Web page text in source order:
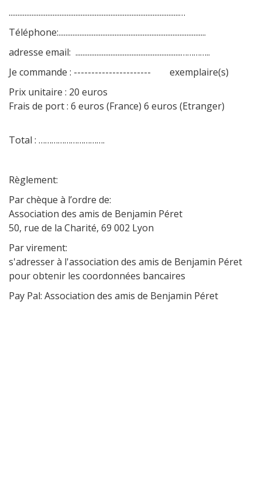
.................................................................................................…
Téléphone:....................................................................................
adresse email: ............................................................…………..
Je commande : ---------------------- exemplaire(s)
Prix unitaire : 20 euros
Frais de port : 6 euros (France) 6 euros (Etranger)
Total : ………………………….
Règlement:
Par chèque à l’ordre de:
Association des amis de Benjamin Péret
50, rue de la Charité, 69 002 Lyon
Par virement:
s'adresser à l'association des amis de Benjamin Péret
pour obtenir les coordonnées bancaires
Pay Pal: Association des amis de Benjamin Péret